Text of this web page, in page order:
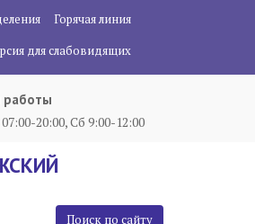
Горячая линия
для слабовидящих
работы
20:00, Сб 9:00-12:00
Поиск по сайту